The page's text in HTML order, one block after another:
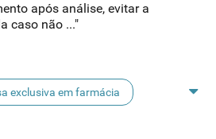
amorolfina
após análise, evitar a
caso não ..."
exclusiva em farmácia